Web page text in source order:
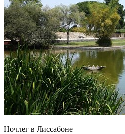
Ночлег в Лиссабоне